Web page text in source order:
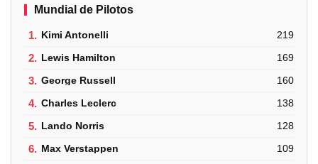
Mundial de Pilotos
1. Kimi Antonelli 219
2. Lewis Hamilton 169
3. George Russell 160
4. Charles Leclerc 138
5. Lando Norris 128
6. Max Verstappen 109